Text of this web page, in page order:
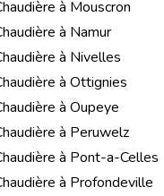
à Mouscron
à Namur
à Nivelles
à Ottignies
à Oupeye
à Peruwelz
à Pont-a-Celles
à Profondeville